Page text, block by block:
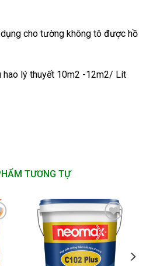
cho tường không tô được hồ
lý thuyết 10m2 -12m2/ Lít
TƯƠNG TỰ
Add to
wishlist